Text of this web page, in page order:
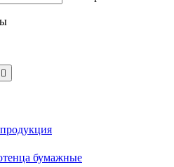

бумажные